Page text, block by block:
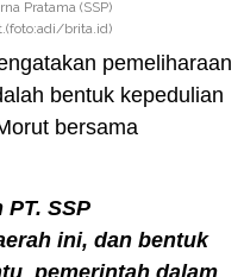
Pratama (SSP)
brita.id)
pemeliharaan
bentuk kepedulian
bersama
SSP
ini, dan bentuk